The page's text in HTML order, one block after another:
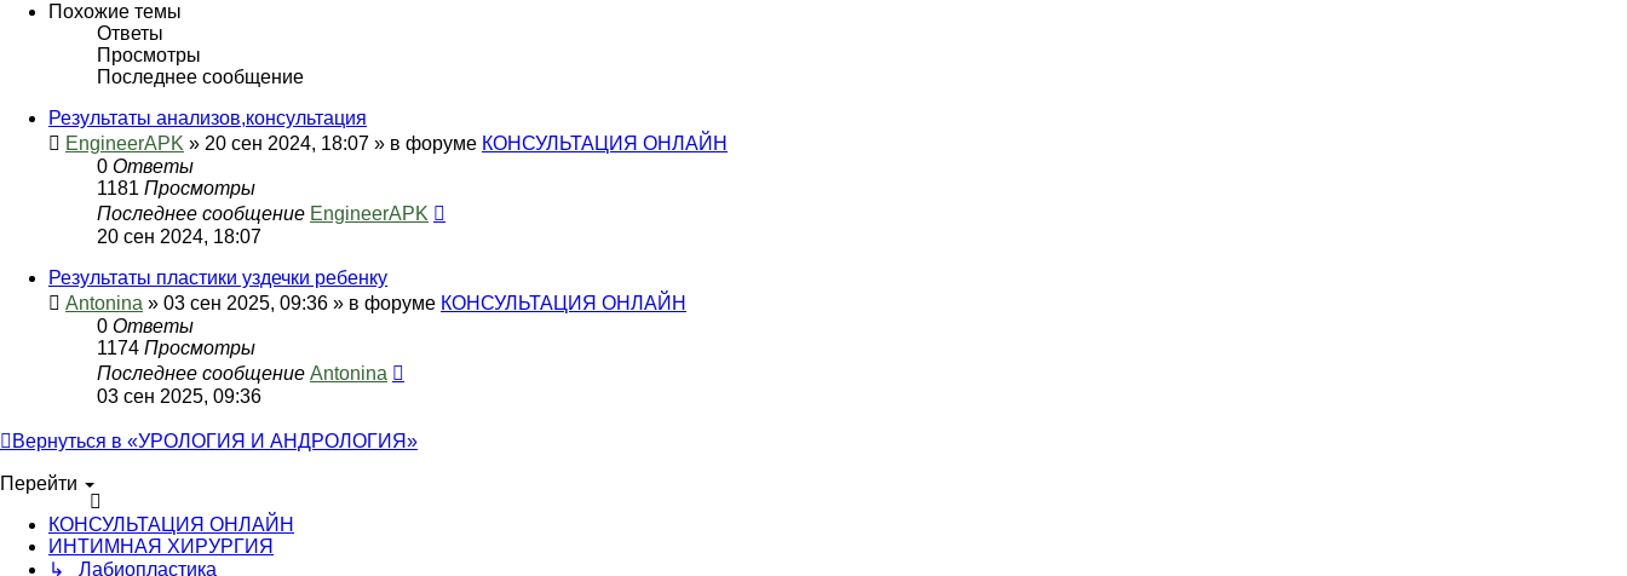
Похожие темы
Ответы
Просмотры
Последнее сообщение
Результаты анализов,консультация
EngineerAPK » 20 сен 2024, 18:07 » в форуме КОНСУЛЬТАЦИЯ ОНЛАЙН
0 Ответы
1181 Просмотры
Последнее сообщение EngineerAPK
20 сен 2024, 18:07
Результаты пластики уздечки ребенку
Antonina » 03 сен 2025, 09:36 » в форуме КОНСУЛЬТАЦИЯ ОНЛАЙН
0 Ответы
1174 Просмотры
Последнее сообщение Antonina
03 сен 2025, 09:36
Вернуться в «УРОЛОГИЯ И АНДРОЛОГИЯ»
Перейти
КОНСУЛЬТАЦИЯ ОНЛАЙН
ИНТИМНАЯ ХИРУРГИЯ
↳ Лабиопластика